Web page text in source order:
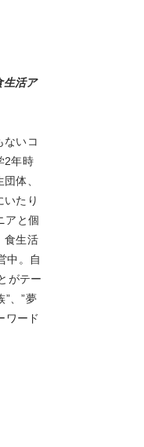
生活ア
ないコ
2年時
体、
いたり
アと個
食生活
中。自
がテー
” 、”夢
ワード